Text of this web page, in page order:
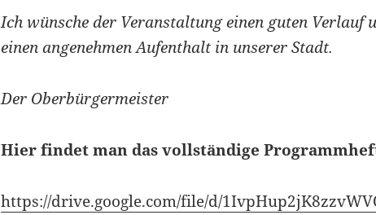
Ich wünsche der Veranstaltung einen guten Verlauf
einen angenehmen Aufenthalt in unserer Stadt.
Der Oberbürgermeister
Hier findet man das vollständige
https://drive.google.com/file/d/